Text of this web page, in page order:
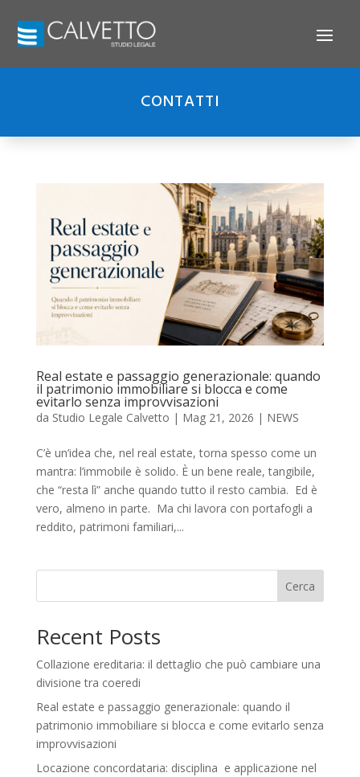
CONTATTI
Real estate e passaggio generazionale: quando
il patrimonio immobiliare si blocca e come
evitarlo senza improvvisazioni
da Studio Legale Calvetto | Mag 21, 2026 | NEWS
C’è un’idea che, nel real estate, torna spesso come un
mantra: l’immobile è solido. È un bene reale, tangibile,
che “resta lì” anche quando tutto il resto cambia. Ed è
vero, almeno in parte. Ma chi lavora con portafogli a
reddito, patrimoni familiari,...
Cerca
Recent Posts
Collazione ereditaria: il dettaglio che può cambiare una
divisione tra coeredi
Real estate e passaggio generazionale: quando il
patrimonio immobiliare si blocca e come evitarlo senza
improvvisazioni
Locazione concordataria: disciplina e applicazione nel